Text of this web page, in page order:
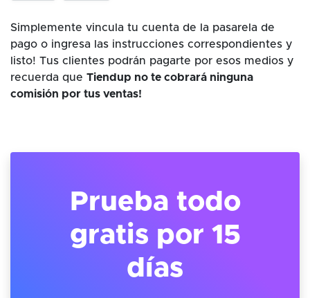
Simplemente vincula tu cuenta de la pasarela de
pago o ingresa las instrucciones correspondientes y
listo! Tus clientes podrán pagarte por esos medios y
recuerda que Tiendup no te cobrará ninguna
comisión por tus ventas!
Prueba todo
gratis por 15
días